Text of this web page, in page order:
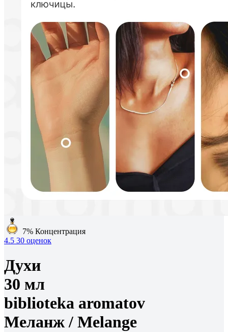
7% Концентрация
4.5 30 оценок
Духи
30 мл
biblioteka aromatov
Меланж / Melange